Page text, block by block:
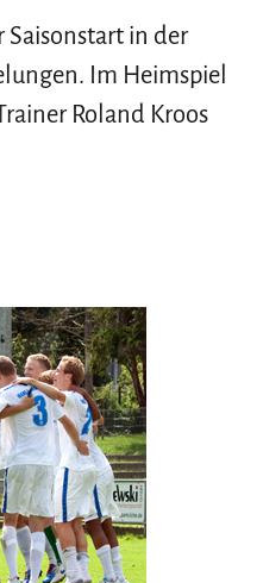
Saisonstart in der
Im Heimspiel
Roland Kroos